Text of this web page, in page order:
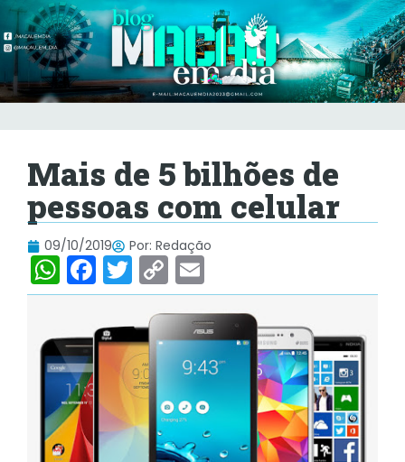
Mais de 5 bilhões de
pessoas com celular
09/10/2019 Por: Redação
W
h
at
s
A
p
p
F
a
c
e
o
o
T
w
itt
er
C
o
p
y
Li
n
k
m
ai
l